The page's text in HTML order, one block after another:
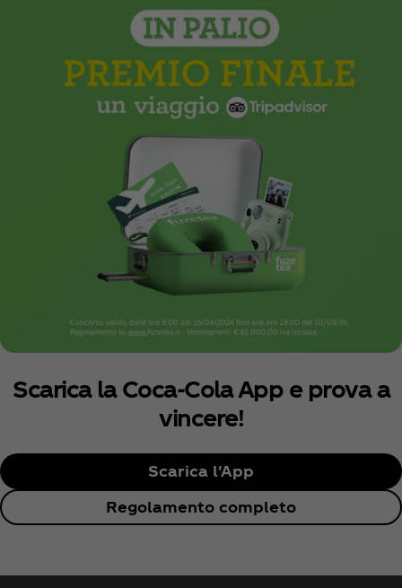
Scarica la Coca‑Cola App e prova a
vincere!
Scarica l'App
Regolamento completo